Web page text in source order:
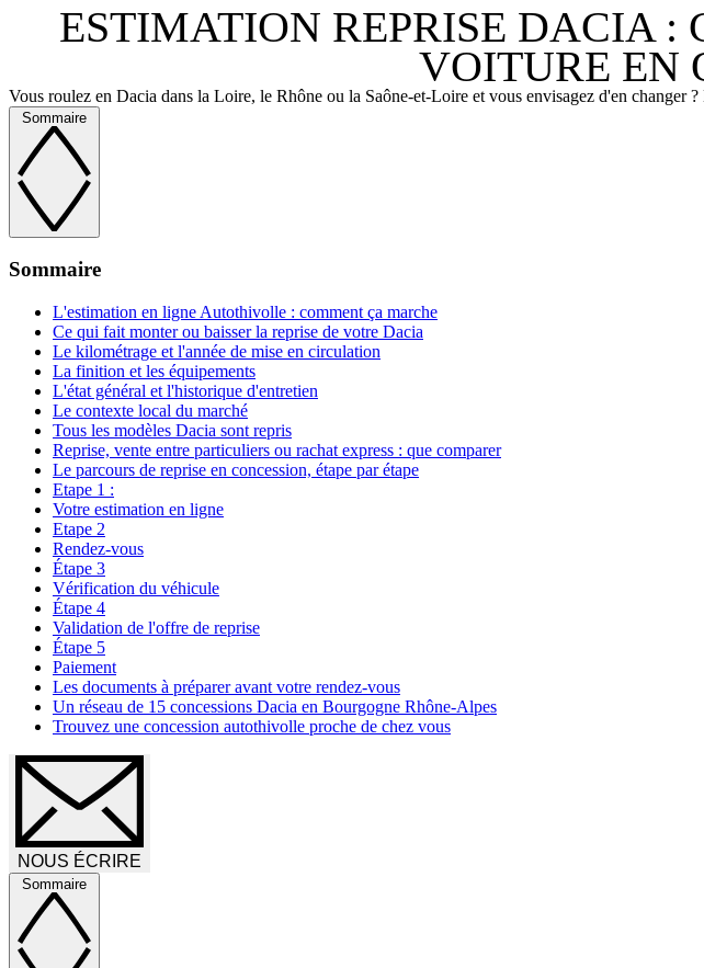
ESTIMATION REPRISE DACIA
VOITURE EN
Vous roulez en Dacia dans la Loire, le Rhône ou la Saône-et-Loire et vous envisagez d'en
Sommaire
Sommaire
L'estimation en ligne Autothivolle : comment ça marche
Ce qui fait monter ou baisser la reprise de votre Dacia
Le kilométrage et l'année de mise en circulation
La finition et les équipements
L'état général et l'historique d'entretien
Le contexte local du marché
Tous les modèles Dacia sont repris
Reprise, vente entre particuliers ou rachat express : que comparer
Le parcours de reprise en concession, étape par étape
Etape 1 :
Votre estimation en ligne
Etape 2
Rendez-vous
Étape 3
Vérification du véhicule
Étape 4
Validation de l'offre de reprise
Étape 5
Paiement
Les documents à préparer avant votre rendez-vous
Un réseau de 15 concessions Dacia en Bourgogne Rhône-Alpes
Trouvez une concession autothivolle proche de chez vous
NOUS ÉCRIRE
Sommaire